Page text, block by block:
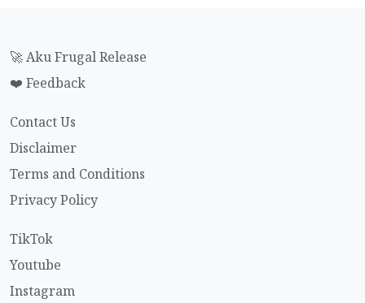
🚀 Aku Frugal Release
❤️ Feedback
Contact Us
Disclaimer
Terms and Conditions
Privacy Policy
TikTok
Youtube
Instagram